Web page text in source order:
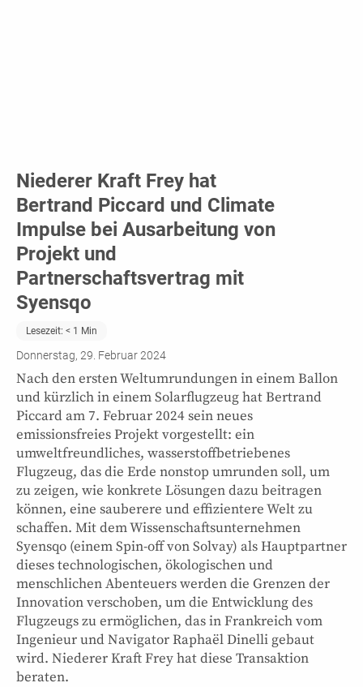
Niederer Kraft Frey hat
Bertrand Piccard und Climate
Impulse bei Ausarbeitung von
Projekt und
Partnerschaftsvertrag mit
Syensqo
Lesezeit: < 1 Min
Donnerstag, 29. Februar 2024
Nach den ersten Weltumrundungen in einem Ballon
und kürzlich in einem Solarflugzeug hat Bertrand
Piccard am 7. Februar 2024 sein neues
emissionsfreies Projekt vorgestellt: ein
umweltfreundliches, wasserstoffbetriebenes
Flugzeug, das die Erde nonstop umrunden soll, um
zu zeigen, wie konkrete Lösungen dazu beitragen
können, eine sauberere und effizientere Welt zu
schaffen. Mit dem Wissenschaftsunternehmen
Syensqo (einem Spin-off von Solvay) als Hauptpartner
dieses technologischen, ökologischen und
menschlichen Abenteuers werden die Grenzen der
Innovation verschoben, um die Entwicklung des
Flugzeugs zu ermöglichen, das in Frankreich vom
Ingenieur und Navigator Raphaël Dinelli gebaut
wird. Niederer Kraft Frey hat diese Transaktion
beraten.